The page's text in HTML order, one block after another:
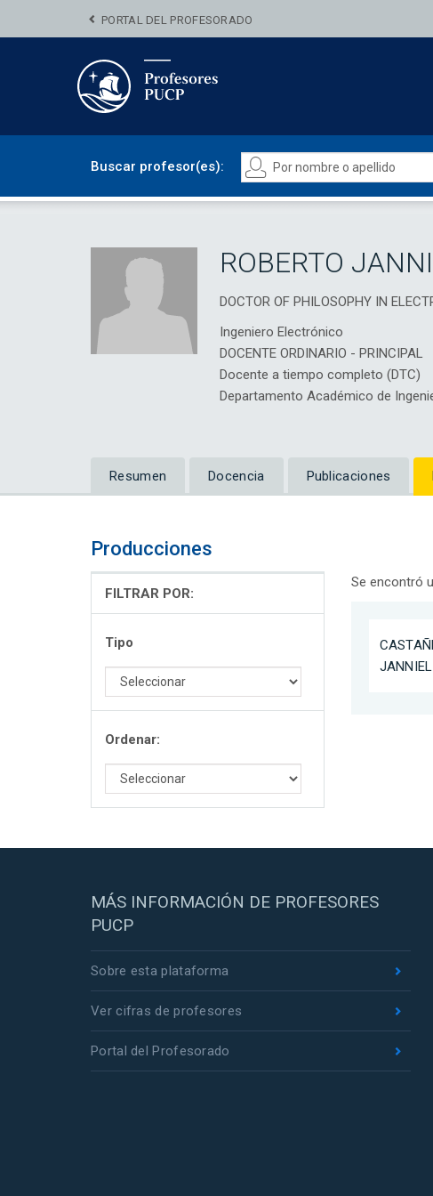
PORTAL DEL PROFESORADO
Buscar profesor(es):
ROBERTO
DOCTOR OF PHILOSOPHY IN
Ingeniero Electrónico
DOCENTE ORDINARIO - PRINCIPAL
Docente a tiempo completo (DTC)
Departamento Académico de
Resumen Docencia Publicaciones
Producciones
FILTRAR POR:
Tipo
Ordenar:
Se encontró
JANNIEL
MÁS INFORMACIÓN DE PROFESORES
PUCP
Sobre esta plataforma
Ver cifras de profesores
Portal del Profesorado